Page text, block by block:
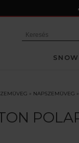
» NAPSZEMÜVEG »